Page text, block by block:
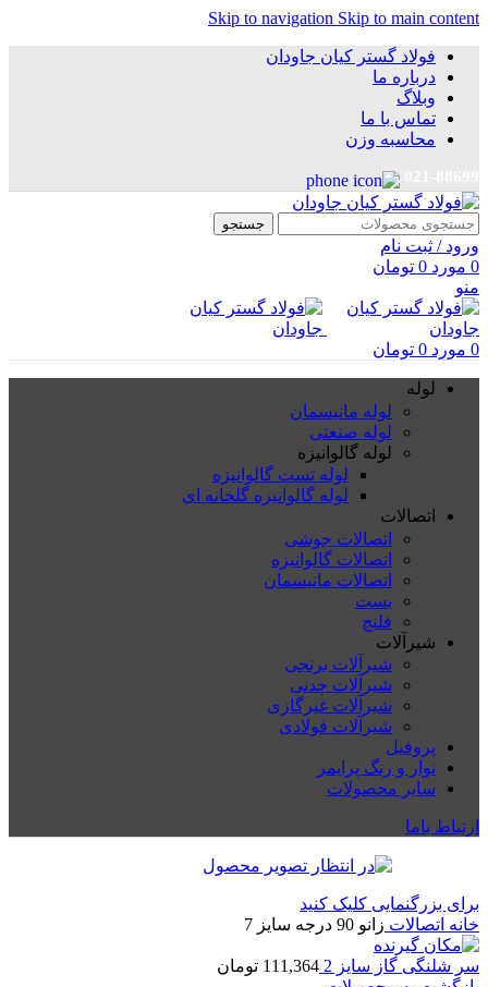
Skip to navigation Skip to main content
فولاد گستر کیان جاودان
درباره ما
وبلاگ
تماس با ما
محاسبه وزن
جستجو
ورود / ثبت نام
0 مورد 0 تومان
منو
0 مورد 0 تومان
لوله
لوله مانیسمان
لوله صنعتی
لوله گالوانیزه
لوله تست گالوانیزه
لوله گالوانیزه گلخانه ای
اتصالات
اتصالات جوشی
اتصالات گالوانیزه
اتصالات مانیسمان
بست
فلنچ
شیرآلات
شیرآلات برنجی
شیرآلات چدنی
شیرآلات غیرگازی
شیرآلات فولادی
پروفیل
نوار و رنگ پرایمر
سایر محصولات
ارتباط باما
برای بزرگنمایی کلیک کنید
خانه اتصالات زانو 90 درجه سایز 7
سر شلنگی گاز سایز 2 111,364 تومان